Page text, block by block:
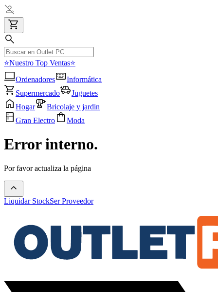
⭐Nuestro Top Ventas⭐
Ordenadores
Informática
Supermercado
Juguetes
Hogar
Bricolaje y jardin
Gran Electro
Moda
Error interno.
Por favor actualiza la página
Liquidar StockSer Proveedor